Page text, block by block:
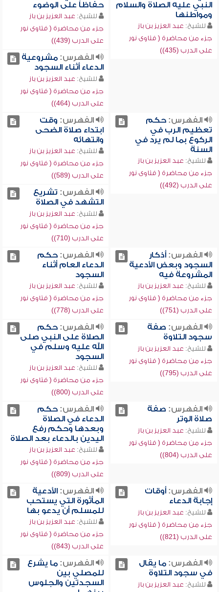
النبي عليه الصلاة والسلام
ومواطنها
للشيخ: عبد العزيز بن باز
جزء من محاضرة ( فتاوى نور
على الدرب (435))
حفاظاً على الوضوء
للشيخ: عبد العزيز بن باز
جزء من محاضرة ( فتاوى نور
على الدرب (439))
الفهرس:مشروعية
الدعاء أثناء السجود
للشيخ: عبد العزيز بن باز
جزء من محاضرة ( فتاوى نور
على الدرب (464))
الفهرس:حكم
تعظيم الرب في
الركوع بما لم يرد في
السنة
للشيخ: عبد العزيز بن باز
جزء من محاضرة ( فتاوى نور
على الدرب (492))
الفهرس: وقت
ابتداء صلاة الضحى
وانتهائه
للشيخ: عبد العزيز بن باز
جزء من محاضرة ( فتاوى نور
على الدرب (589))
الفهرس: تشريع
التشهد في الصلاة
للشيخ: عبد العزيز بن باز
جزء من محاضرة ( فتاوى نور
على الدرب (710))
الفهرس:أذكار
السجود وبعض الأدعية
المشروعة فيه
للشيخ: عبد العزيز بن باز
جزء من محاضرة ( فتاوى نور
على الدرب (751))
الفهرس:حكم
الدعاء العام أثناء
السجود
للشيخ: عبد العزيز بن باز
جزء من محاضرة ( فتاوى نور
على الدرب (778))
الفهرس: صفة
سجود التلاوة
للشيخ: عبد العزيز بن باز
جزء من محاضرة ( فتاوى نور
على الدرب (795))
الفهرس:حكم
الصلاة على النبي صلى
الله عليه وسلم في
السجود
للشيخ: عبد العزيز بن باز
جزء من محاضرة ( فتاوى نور
على الدرب (800))
الفهرس: صفة
صلاة الوتر
للشيخ: عبد العزيز بن باز
جزء من محاضرة ( فتاوى نور
على الدرب (804))
الفهرس:حكم
الدعاء في الصلاة
وبعدها وحكم رفع
اليدين بالدعاء بعد الصلاة
للشيخ: عبد العزيز بن باز
جزء من محاضرة ( فتاوى نور
على الدرب (809))
الفهرس:أوقات
إجابة الدعاء
للشيخ: عبد العزيز بن باز
جزء من محاضرة ( فتاوى نور
على الدرب (821))
الفهرس:الأدعية
المأثورة التي يستحب
للمسلم أن يدعو بها
للشيخ: عبد العزيز بن باز
جزء من محاضرة ( فتاوى نور
على الدرب (843))
الفهرس:ما يقال
في سجود التلاوة
للشيخ: عبد العزيز بن باز
الفهرس:ما يشرع
للمصلي بين
السجدتين والجلوس